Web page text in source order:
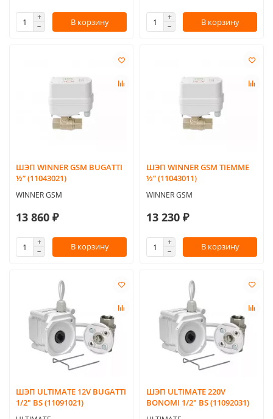
В корзину В корзину
ШЭП WINNER GSM BUGATTI
½” (11043021)
WINNER GSM
13 860 ₽
В корзину
ШЭП WINNER GSM TIEMME
½” (11043011)
WINNER GSM
13 230 ₽
В корзину
ШЭП ULTIMATE 12V BUGATTI
1/2" BS (11091021)
ШЭП ULTIMATE 220V
BONOMI 1/2" BS (11092031)